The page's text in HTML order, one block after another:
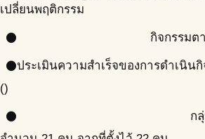
เปลี่ยนพฤติกรรม
circle กิจกรรมต
circleประเมินความสำเร็จของการดำเนิน
()
circle
ก